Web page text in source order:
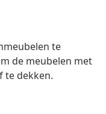
te
de meubelen met
te dekken.